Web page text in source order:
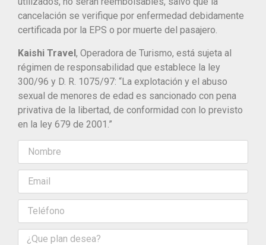
cancelación se verifique por enfermedad debidamente
certificada por la EPS o por muerte del pasajero.
Kaishi Travel, Operadora de Turismo, está sujeta al
régimen de responsabilidad que establece la ley
300/96 y D. R. 1075/97: “La explotación y el abuso
sexual de menores de edad es sancionado con pena
privativa de la libertad, de conformidad con lo previsto
en la ley 679 de 2001.”